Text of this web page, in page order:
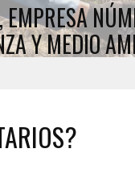
EMPRESA
Y MEDIO